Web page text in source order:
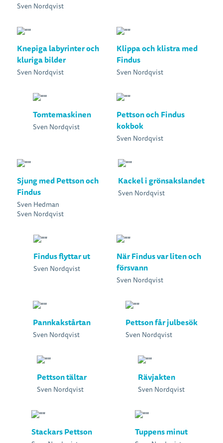
Sven Nordqvist
Knepiga labyrinter och
kluriga bilder
Sven Nordqvist
Klippa och klistra med
Findus
Sven Nordqvist
Tomtemaskinen
Sven Nordqvist
Pettson och Findus
kokbok
Sven Nordqvist
Sjung med Pettson och
Findus
Sven Hedman
Sven Nordqvist
Kackel i grönsakslandet
Sven Nordqvist
Findus flyttar ut
Sven Nordqvist
När Findus var liten och
försvann
Sven Nordqvist
Pannkakstårtan
Sven Nordqvist
Pettson får julbesök
Sven Nordqvist
Pettson tältar
Sven Nordqvist
Rävjakten
Sven Nordqvist
Stackars Pettson Tuppens minut